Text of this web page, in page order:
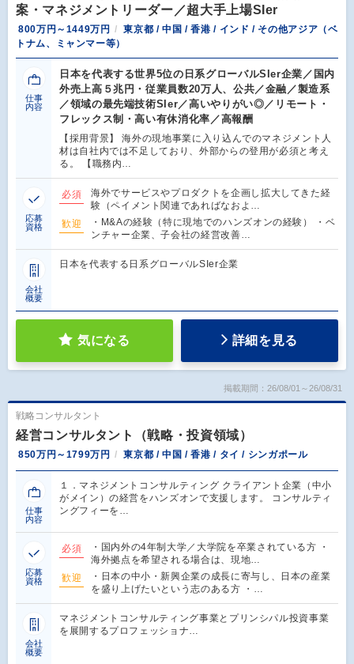
案・マネジメントリーダー／超大手上場SIer
800万円～1449万円
東京都 / 中国 / 香港 / インド / その他アジア（ベ
トナム、ミャンマー等）
仕事
内容
日本を代表する世界5位の日系グローバルSIer企業／国内
外売上高５兆円・従業員数20万人、公共／金融／製造系
／領域の最先端技術SIer／高いやりがい◎／リモート・
フレックス制・高い有休消化率／高報酬
【採用背景】 海外の現地事業に入り込んでのマネジメント人
材は自社内では不足しており、外部からの登用が必須と考え
る。 【職務内…
応募
資格
必須
海外でサービスやプロダクトを企画し拡大してきた経
験（ペイメント関連であればなおよ…
歓迎
・M&Aの経験（特に現地でのハンズオンの経験） ・ベ
ンチャー企業、子会社の経営改善…
会社
概要
日本を代表する日系グローバルSIer企業
気になる 詳細を見る
掲載期間：26/08/01～26/08/31
戦略コンサルタント
経営コンサルタント（戦略・投資領域）
850万円～1799万円 東京都 / 中国 / 香港 / タイ / シンガポール
仕事
内容
１．マネジメントコンサルティング クライアント企業（中小
がメイン）の経営をハンズオンで支援します。 コンサルティ
ングフィーを…
応募
資格
必須
・国内外の4年制大学／大学院を卒業されている方 ・
海外拠点を希望される場合は、現地…
歓迎
・日本の中小・新興企業の成長に寄与し、日本の産業
を盛り上げたいという志のある方 ・…
会社
概要
マネジメントコンサルティング事業とプリンシパル投資事業
を展開するプロフェッショナ…